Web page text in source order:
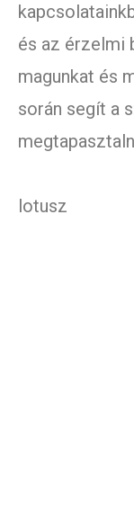
és az érzelmi
magunkat és
során segít a
lotusz